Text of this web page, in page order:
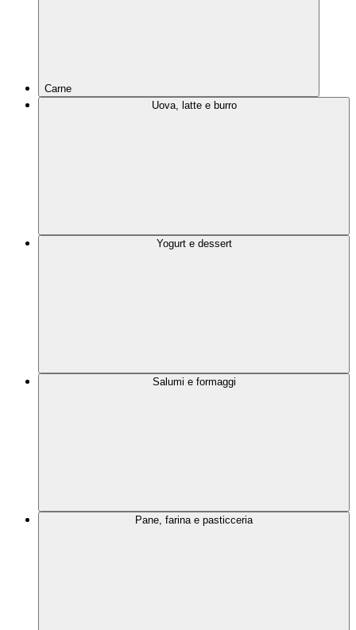
Carne
Uova, latte e burro
Yogurt e dessert
Salumi e formaggi
Pane, farina e pasticceria